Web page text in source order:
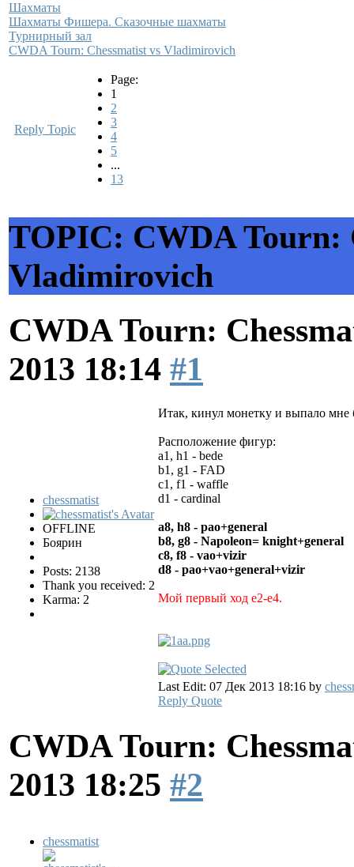
Шахматы
Шахматы Фишера. Сказочные шахматы
Турнирный зал
CWDA Tourn: Chessmatist vs Vladimirovich
Reply Topic
Page:
1
2
3
4
5
...
13
TOPIC: CWDA Tourn:
Vladimirovich
CWDA Tourn:
2013 18:14 #1
chessmatist
OFFLINE
Боярин
Posts: 2138
Thank you received: 2
Karma: 2
Итак, кинул монетку и выпало мне
Расположение фигур:
a1, h1 - bede
b1, g1 - FAD
c1, f1 - waffle
d1 - cardinal
a8, h8 - pao+general
b8, g8 - Napoleon= knight+general
c8, f8 - vao+vizir
d8 - pao+vao+general+vizir
Мой первый ход e2-e4.
Last Edit: 07 Дек 2013 18:16 by
Reply Quote
CWDA Tourn:
2013 18:25 #2
chessmatist